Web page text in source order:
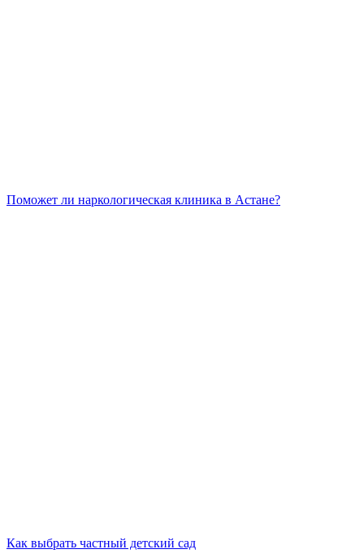
Поможет ли наркологическая клиника в Астане?
Как выбрать частный детский сад